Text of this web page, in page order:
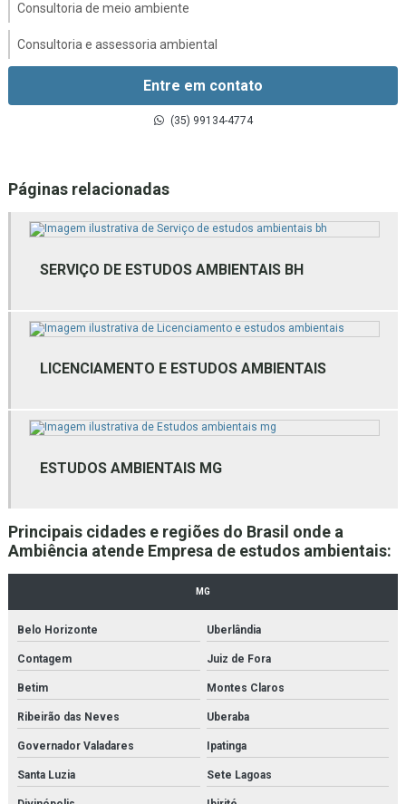
Consultoria de meio ambiente
Consultoria e assessoria ambiental
Consultoria e licenciamento ambiental
Consultoria em gestão ambiental
Consultoria inventário florestal
Consultoria técnica ambiental
Empresa de assessoria ambiental
Empresa de estudos ambientais mg
Empresa de gestão ambiental
Empresa de laudo ambiental bh
Empresa de laudo ambiental mg
Empresa de licenciamento ambiental bh
Empresas de consultoria ambiental
Empresas de consultoria meio ambiente
Empresas de licenciamento ambiental
Empresas que fazem licenciamento ambiental
Entre em contato
(35) 99134-4774
Páginas relacionadas
SERVIÇO DE ESTUDOS AMBIENTAIS BH
LICENCIAMENTO E ESTUDOS AMBIENTAIS
ESTUDOS AMBIENTAIS MG
Principais cidades e regiões do Brasil onde a
Ambiência atende Empresa de estudos ambientais:
MG
Belo Horizonte Uberlândia
Contagem Juiz de Fora
Betim Montes Claros
Ribeirão das Neves Uberaba
Governador Valadares Ipatinga
Santa Luzia Sete Lagoas